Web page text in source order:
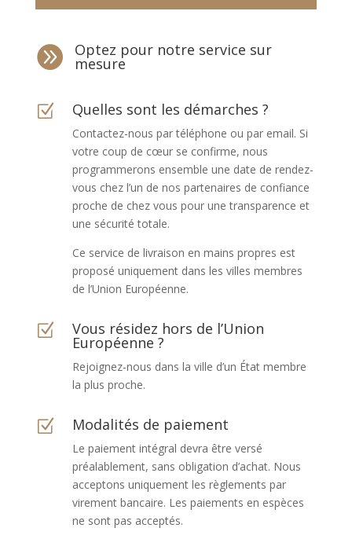
 Optez pour notre service sur
mesure
Z Quelles sont les démarches ?
Contactez-nous par téléphone ou par email. Si
votre coup de cœur se confirme, nous
programmerons ensemble une date de rendez-
vous chez l’un de nos partenaires de confiance
proche de chez vous pour une transparence et
une sécurité totale.
Ce service de livraison en mains propres est
proposé uniquement dans les villes membres
de l’Union Européenne.
Z Vous résidez hors de l’Union
Européenne ?
Rejoignez-nous dans la ville d’un État membre
la plus proche.
Z Modalités de paiement
Le paiement intégral devra être versé
préalablement, sans obligation d’achat. Nous
acceptons uniquement les règlements par
virement bancaire. Les paiements en espèces
ne sont pas acceptés.